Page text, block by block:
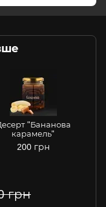
"Бананова
карамель"
200 грн
грн